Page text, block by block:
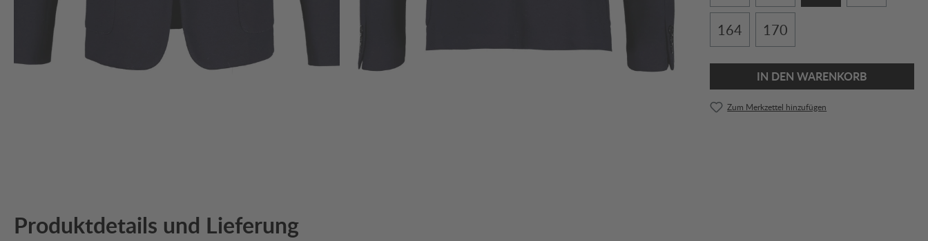
164 170
IN DEN WARENKORB
Zum Merkzettel hinzufügen
Produktdetails und Lieferung